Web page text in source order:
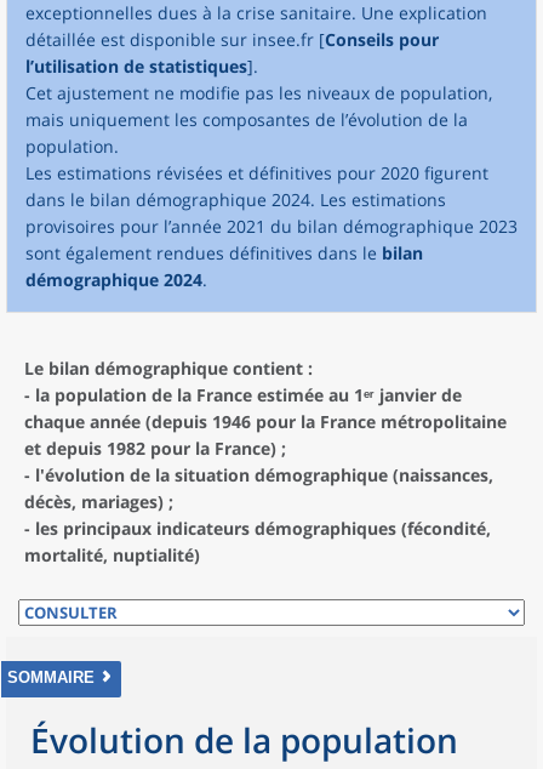
exceptionnelles dues à la crise sanitaire. Une explication
détaillée est disponible sur insee.fr [Conseils pour
l’utilisation de statistiques].
Cet ajustement ne modifie pas les niveaux de population,
mais uniquement les composantes de l’évolution de la
population.
Les estimations révisées et définitives pour 2020 figurent
dans le bilan démographique 2024. Les estimations
provisoires pour l’année 2021 du bilan démographique 2023
sont également rendues définitives dans le bilan
démographique 2024.
Le bilan démographique contient :
- la population de la France estimée au 1ᵉʳ janvier de
chaque année (depuis 1946 pour la France métropolitaine
et depuis 1982 pour la France) ;
- l'évolution de la situation démographique (naissances,
décès, mariages) ;
- les principaux indicateurs démographiques (fécondité,
mortalité, nuptialité)
SOMMAIRE
Évolution de la population